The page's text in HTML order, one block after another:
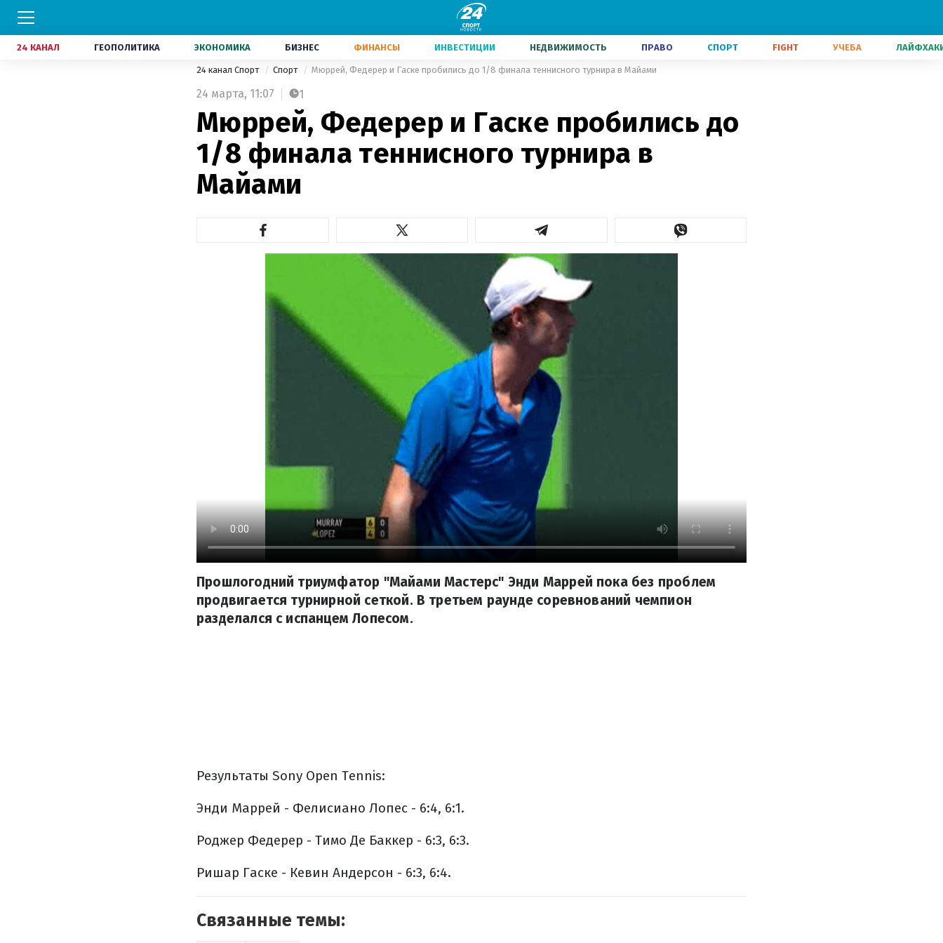
24 КАНАЛ ГЕОПОЛИТИКА ЭКОНОМИКА БИЗНЕС ФИНАНСЫ ИНВЕСТИЦИИ НЕДВИЖИМОСТЬ ПРАВО СПОРТ FIGHT УЧЕБА
24 канал Спорт Спорт Мюррей, Федерер и Гаске пробились до 1/8 финала теннисного турнира в Майами
24 марта, 11:07 1
Мюррей, Федерер и Гаске пробились до
1/8 финала теннисного турнира в
Майами
Прошлогодний триумфатор "Майами Мастерс" Энди Маррей пока без проблем
продвигается турнирной сеткой. В третьем раунде соревнований чемпион
разделался с испанцем Лопесом.
Результаты Sony Open Tennis:
Энди Маррей - Фелисиано Лопес - 6:4, 6:1.
Роджер Федерер - Тимо Де Баккер - 6:3, 6:3.
Ришар Гаске - Кевин Андерсон - 6:3, 6:4.
Связанные темы: